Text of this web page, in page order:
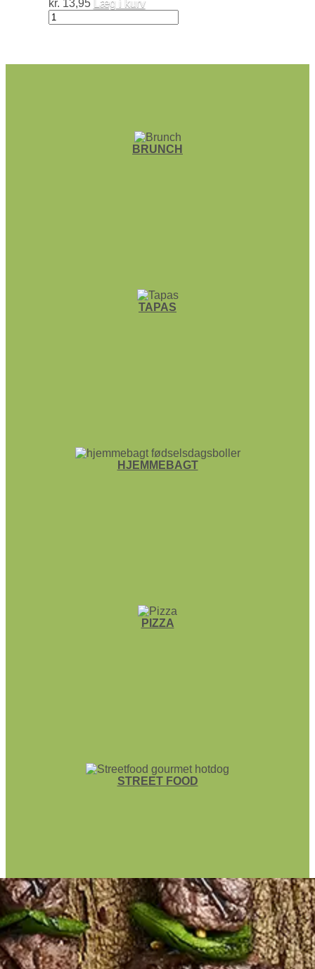
kr. 13,95
Læg i kurv
Økologiske
Kidney
BRUNCH
TAPAS
HJEMME­BAGT
PIZZA
STREET FOOD
PASTA